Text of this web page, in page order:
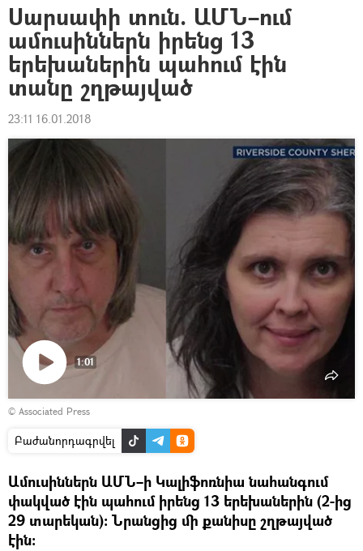
Սարսափի տուն. ԱՄՆ–ում
ամուսիններն իրենց 13
երեխաներին պահում էին
տանը շղթայված
23:11 16.01.2018
տեսանյութը
1:01
© Associated Press
Բաժանորդագրվել
Ամուսիններն ԱՄՆ–ի Կալիֆոռնիա նահանգում
փակված էին պահում իրենց 13 երեխաներին (2-ից
29 տարեկան)։ Նրանցից մի քանիսը շղթայված
էին։